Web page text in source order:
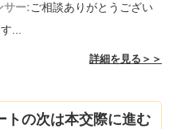
サー:ご相談ありがとうござい
...
詳細を見る＞＞
トの次は本交際に進む